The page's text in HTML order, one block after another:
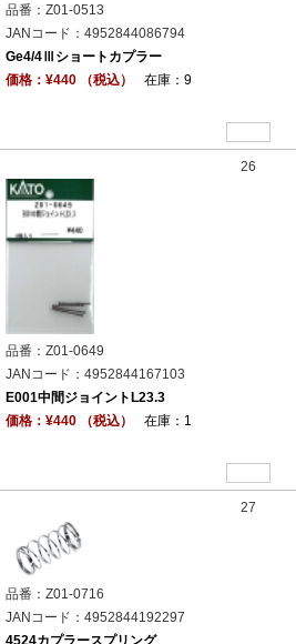
品番：Z01-0513
JANコード：4952844086794
Ge4/4Ⅲショートカプラー
価格：¥440 （税込）
在庫：9
26
品番：Z01-0649
JANコード：4952844167103
E001中間ジョイントL23.3
価格：¥440 （税込）
在庫：1
27
品番：Z01-0716
JANコード：4952844192297
4524カプラースプリング